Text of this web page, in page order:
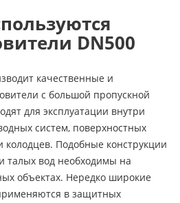
DN500
качественные и
с большой пропускной
для эксплуатации внутри
систем, поверхностных
Подобные конструкции
талых вод необходимы на
объектах. Нередко широкие
в защитных